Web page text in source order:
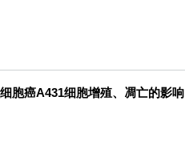
胞癌A431细胞增殖、凋亡的影响